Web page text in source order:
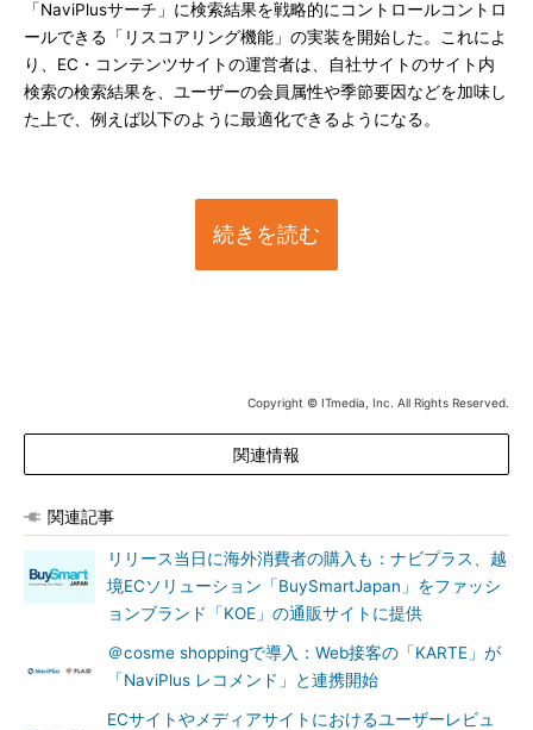
「NaviPlusサーチ」に検索結果を戦略的にコントロールコントロ
ールできる「リスコアリング機能」の実装を開始した。これによ
り、EC・コンテンツサイトの運営者は、自社サイトのサイト内
検索の検索結果を、ユーザーの会員属性や季節要因などを加味し
た上で、例えば以下のように最適化できるようになる。
続きを読む
Copyright © ITmedia, Inc. All Rights Reserved.
関連情報
関連記事
リリース当日に海外消費者の購入も：ナビプラス、越
境ECソリューション「BuySmartJapan」をファッシ
ョンブランド「KOE」の通販サイトに提供
＠cosme shoppingで導入：Web接客の「KARTE」が
「NaviPlus レコメンド」と連携開始
ECサイトやメディアサイトにおけるユーザーレビュ